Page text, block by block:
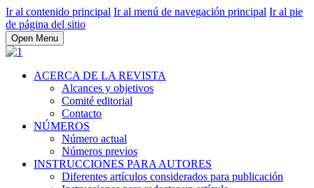
Ir al contenido principal Ir al menú de navegación principal Ir al pie
de página del sitio
Open Menu
ACERCA DE LA REVISTA
Alcances y objetivos
Comité editorial
Contacto
NÚMEROS
Número actual
Números previos
INSTRUCCIONES PARA AUTORES
Diferentes artículos considerados para publicación